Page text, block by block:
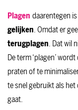
Plagen daarentegen
gelijken. Omdat er
terugplagen. Dat wil
De term ‘plagen’
praten of te
te snel gebruikt als
gaat.